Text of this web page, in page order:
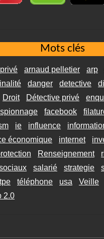
Mots clés
arnaud pelletier arp
danger detective
Droit Détective privé
facebook
ie influence
économique
internet
Renseignement
salarié strategie
tpe téléphone usa Veille
2.0